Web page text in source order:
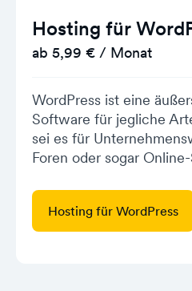
Hosting für
ab 5,99 € / Monat
WordPress ist eine
Software für jegliche
sei es für
Foren oder sogar
Hosting für WordPress